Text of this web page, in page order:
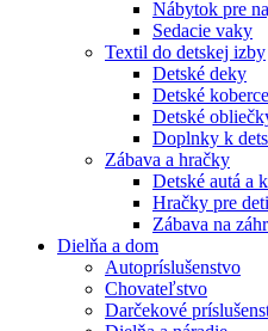
Nábytok pre
Sedacie vaky
Textil do detskej izby
Detské deky
Detské koberce
Detské
Doplnky k
Zábava a hračky
Detské autá a
Hračky pre deti
Zábava na
Dielňa a dom
Autopríslušenstvo
Chovateľstvo
Darčekové